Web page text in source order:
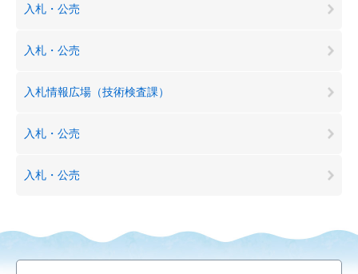
入札・公売
入札・公売
入札情報広場（技術検査課）
入札・公売
入札・公売